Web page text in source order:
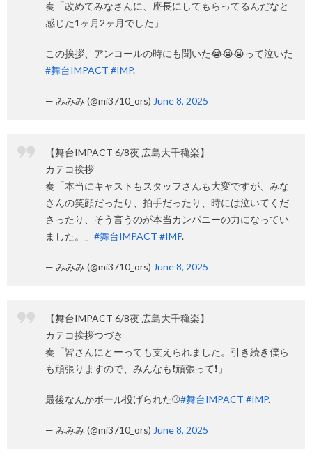
奏「改めてみなさんに、座長にしてもらってるんだなと
感じた1ヶ月2ヶ月でした」
この挨拶、アンコールの時にも聞いた😭😭😭って泣いた
#舞台IMPACT #IMP.
— みみみ (@mi3710_ors) June 8, 2025
【舞台IMPACT 6/8夜 広島大千穐楽】
カテコ挨拶
奏「本当にキャストもスタッフさんも大変ですが、みな
さんの笑顔だったり、拍手だったり、時には泣いてくだ
さったり、そう言うのが本当カンパニーの力になってい
ました。」 #舞台IMPACT #IMP.
— みみみ (@mi3710_ors) June 8, 2025
【舞台IMPACT 6/8夜 広島大千穐楽】
カテコ挨拶つづき
奏「皆さんにとーっても支えられました。引き続き僕ら
も頑張りますので、みんなも❗️頑張って❗️」
最後なんかボール投げられた⚾️#舞台IMPACT #IMP.
— みみみ (@mi3710_ors) June 8, 2025